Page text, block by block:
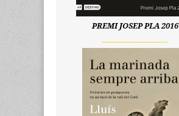
PREMI JOSEP PLA 2016